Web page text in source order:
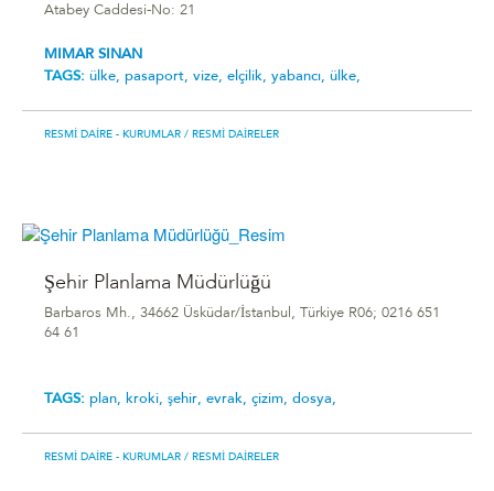
Atabey Caddesi-No: 21
MIMAR SINAN
TAGS: ülke, pasaport, vize, elçilik, yabancı, ülke,
RESMI DAIRE - KURUMLAR / RESMI DAIRELER
Şehir Planlama Müdürlüğü
Barbaros Mh., 34662 Üsküdar/İstanbul, Türkiye R06; 0216 651
64 61
TAGS: plan, kroki, şehir, evrak, çizim, dosya,
RESMI DAIRE - KURUMLAR / RESMI DAIRELER